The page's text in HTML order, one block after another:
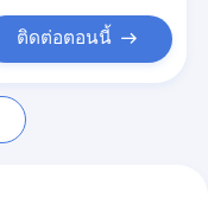
ติดต่อตอนนี้